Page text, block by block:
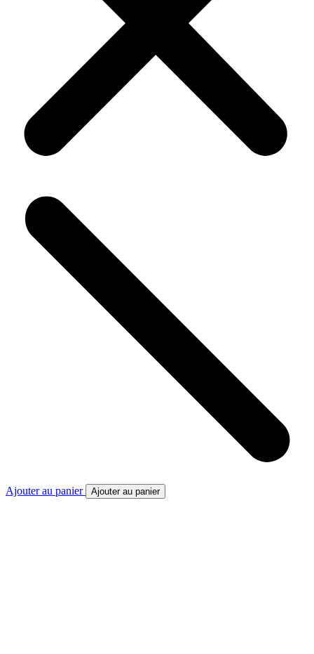
Ajouter au panier Ajouter au panier